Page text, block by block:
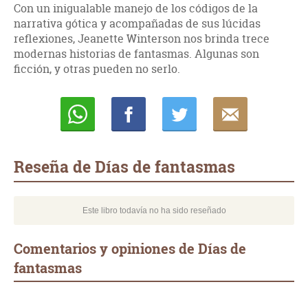
Con un inigualable manejo de los códigos de la
narrativa gótica y acompañadas de sus lúcidas
reflexiones, Jeanette Winterson nos brinda trece
modernas historias de fantasmas. Algunas son
ficción, y otras pueden no serlo.
Reseña de Días de fantasmas
Este libro todavía no ha sido reseñado
Comentarios y opiniones de Días de
fantasmas